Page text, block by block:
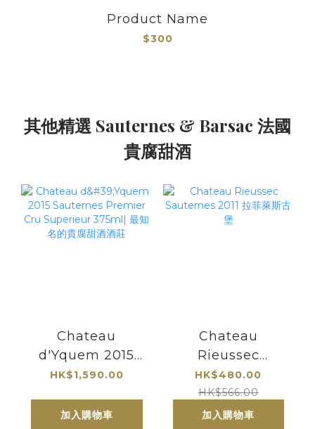
Product Name
$300
其他精選 Sauternes & Barsac 法國
貴腐甜酒
Chateau
d'Yquem 2015
Sauternes
Superieur 375ml|
HK$1,590.00
加入購物車
Chateau
Rieussec
Sauternes 2011 拉
菲萊斯古堡
HK$480.00
HK$566.00
加入購物車